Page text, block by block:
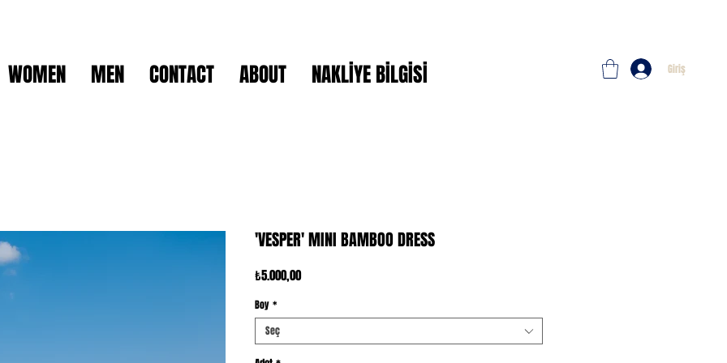
WOMEN MEN CONTACT ABOUT NAKLİYE BİLGİSİ Giriş
'VESPER' MINI BAMBOO DRESS
₺5.000,00Fiyat
Boy *
Seç